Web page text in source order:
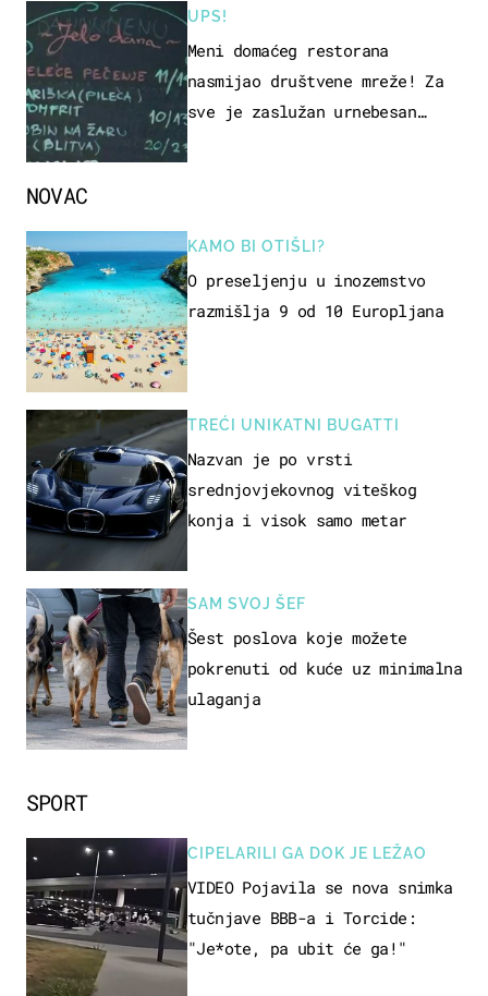
UPS!
Meni domaćeg restorana
nasmijao društvene mreže! Za
sve je zaslužan urnebesan
SPORT
CIPELARILI GA DOK JE LEŽAO
VIDEO Pojavila se nova snimka
tučnjave BBB-a i Torcide:
"Je*ote, pa ubit će ga!"
NOVAC
KAMO BI OTIŠLI?
O preseljenju u inozemstvo
razmišlja 9 od 10 Europljana
TREĆI UNIKATNI BUGATTI
Nazvan je po vrsti
srednjovjekovnog viteškog
konja i visok samo metar
SAM SVOJ ŠEF
Šest poslova koje možete
pokrenuti od kuće uz minimalna
ulaganja